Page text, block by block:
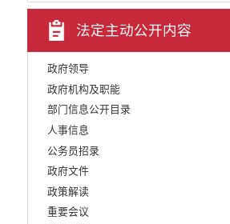
法定主动公开内容
政府领导
政府机构及职能
部门信息公开目录
人事信息
公务员招录
政府文件
政策解读
重要会议